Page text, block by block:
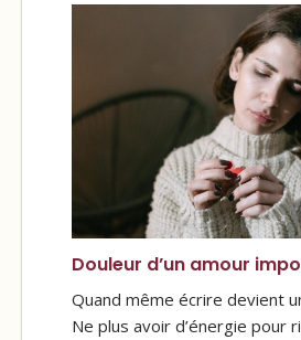
Douleur d’un amour
Quand même écrire devient
Ne plus avoir d’énergie pour